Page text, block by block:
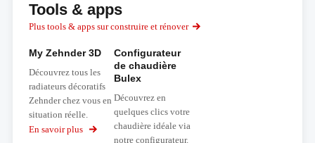
Tools & apps
Plus tools & apps sur construire et rénover
My Zehnder 3D
Découvrez tous les
radiateurs décoratifs
Zehnder chez vous en
situation réelle.
En savoir plus
sur
Configurateur
de chaudière
Bulex
Découvrez en
quelques clics votre
chaudière idéale via
notre configurateur.